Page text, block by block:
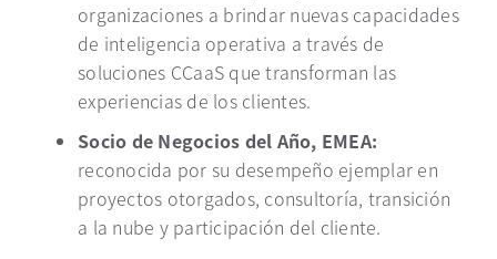
organizaciones a brindar nuevas capacidades
de inteligencia operativa a través de
soluciones CCaaS que transforman las
experiencias de los clientes.
Socio de Negocios del Año, EMEA:
reconocida por su desempeño ejemplar en
proyectos otorgados, consultoría, transición
a la nube y participación del cliente.